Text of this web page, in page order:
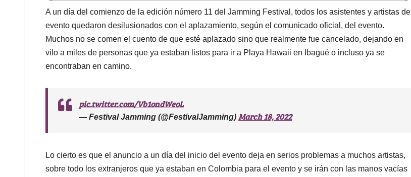
A
p
p
o
o
k
d
I
n
d
s
A un día del comienzo de la edición número 11 del Jamming Festival, todos los asistentes y artistas del
evento quedaron desilusionados con el aplazamiento, según el comunicado oficial, del evento.
Muchos no se comen el cuento de que esté aplazado sino que realmente fue cancelado, dejando en
vilo a miles de personas que ya estaban listos para ir a Playa Hawaii en Ibagué o incluso ya se
encontraban en camino.
pic.twitter.com/Vb1ondWeoL
— Festival Jamming (@FestivalJamming) March 18, 2022
Lo cierto es que el anuncio a un día del inicio del evento deja en serios problemas a muchos artistas,
sobre todo los extranjeros que ya estaban en Colombia para el evento y se irán con las manos vacías